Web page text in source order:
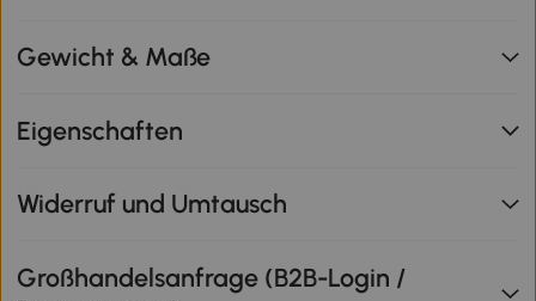
Gewicht & Maße
Eigenschaften
Widerruf und Umtausch
Großhandelsanfrage (B2B-Login /